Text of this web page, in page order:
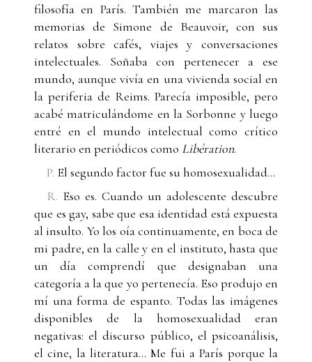
filosofía en París. También me marcaron las
memorias de Simone de Beauvoir, con sus
relatos sobre cafés, viajes y conversaciones
intelectuales. Soñaba con pertenecer a ese
mundo, aunque vivía en una vivienda social en
la periferia de Reims. Parecía imposible, pero
acabé matriculándome en la Sorbonne y luego
entré en el mundo intelectual como crítico
literario en periódicos como Libération.
P. El segundo factor fue su homosexualidad…
R. Eso es. Cuando un adolescente descubre
que es gay, sabe que esa identidad está expuesta
al insulto. Yo los oía continuamente, en boca de
mi padre, en la calle y en el instituto, hasta que
un día comprendí que designaban una
categoría a la que yo pertenecía. Eso produjo en
mí una forma de espanto. Todas las imágenes
disponibles de la homosexualidad eran
negativas: el discurso público, el psicoanálisis,
el cine, la literatura... Me fui a París porque la